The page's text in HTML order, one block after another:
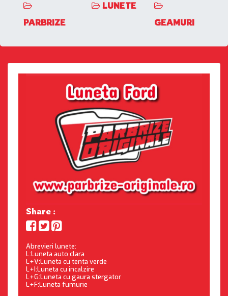
PARBRIZE
LUNETE
GEAMURI
Share :
Abrevieri lunete:
L:Luneta auto clara
L+V:Luneta cu tenta verde
L+I:Luneta cu incalzire
L+G:Luneta cu gaura stergator
L+F:Luneta fumurie